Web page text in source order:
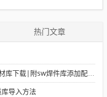
热门文章
|附sw焊件库添加配置使用教程
导入方法